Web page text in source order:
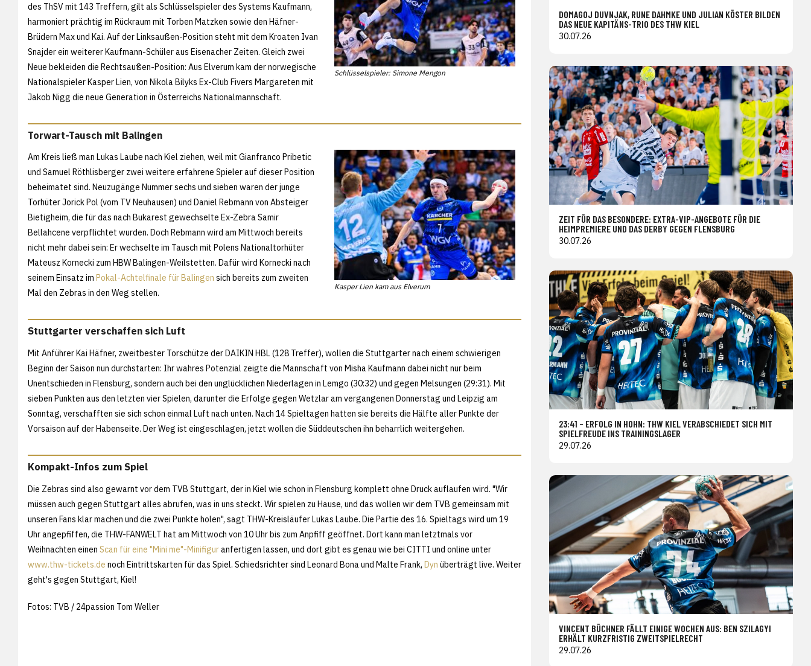
Schlüsselspieler: Simone Mengon
des ThSV mit 143 Treffern, gilt als Schlüsselspieler des Systems Kaufmann,
harmoniert prächtig im Rückraum mit Torben Matzken sowie den Häfner-
Brüdern Max und Kai. Auf der Linksaußen-Position steht mit dem Kroaten Ivan
Snajder ein weiterer Kaufmann-Schüler aus Eisenacher Zeiten. Gleich zwei
Neue bekleiden die Rechtsaußen-Position: Aus Elverum kam der norwegische
Nationalspieler Kasper Lien, von Nikola Bilyks Ex-Club Fivers Margareten mit
Jakob Nigg die neue Generation in Österreichs Nationalmannschaft.
Torwart-Tausch mit Balingen
Kasper Lien kam aus Elverum
Am Kreis ließ man Lukas Laube nach Kiel ziehen, weil mit Gianfranco Pribetic
und Samuel Röthlisberger zwei weitere erfahrene Spieler auf dieser Position
beheimatet sind. Neuzugänge Nummer sechs und sieben waren der junge
Torhüter Jorick Pol (vom TV Neuhausen) und Daniel Rebmann von Absteiger
Bietigheim, die für das nach Bukarest gewechselte Ex-Zebra Samir
Bellahcene verpflichtet wurden. Doch Rebmann wird am Mittwoch bereits
nicht mehr dabei sein: Er wechselte im Tausch mit Polens Nationaltorhüter
Mateusz Kornecki zum HBW Balingen-Weilstetten. Dafür wird Kornecki nach
seinem Einsatz im Pokal-Achtelfinale für Balingen sich bereits zum zweiten
Mal den Zebras in den Weg stellen.
Stuttgarter verschaffen sich Luft
Mit Anführer Kai Häfner, zweitbester Torschütze der DAIKIN HBL (128 Treffer), wollen die Stuttgarter nach einem schwierigen
Beginn der Saison nun durchstarten: Ihr wahres Potenzial zeigte die Mannschaft von Misha Kaufmann dabei nicht nur beim
Unentschieden in Flensburg, sondern auch bei den unglücklichen Niederlagen in Lemgo (30:32) und gegen Melsungen (29:31). Mit
sieben Punkten aus den letzten vier Spielen, darunter die Erfolge gegen Wetzlar am vergangenen Donnerstag und Leipzig am
Sonntag, verschafften sie sich schon einmal Luft nach unten. Nach 14 Spieltagen hatten sie bereits die Hälfte aller Punkte der
Vorsaison auf der Habenseite. Der Weg ist eingeschlagen, jetzt wollen die Süddeutschen ihn beharrlich weitergehen.
Kompakt-Infos zum Spiel
Die Zebras sind also gewarnt vor dem TVB Stuttgart, der in Kiel wie schon in Flensburg komplett ohne Druck auflaufen wird. "Wir
müssen auch gegen Stuttgart alles abrufen, was in uns steckt. Wir spielen zu Hause, und das wollen wir dem TVB gemeinsam mit
unseren Fans klar machen und die zwei Punkte holen", sagt THW-Kreisläufer Lukas Laube. Die Partie des 16. Spieltags wird um 19
Uhr angepfiffen, die THW-FANWELT hat am Mittwoch von 10 Uhr bis zum Anpfiff geöffnet. Dort kann man letztmals vor
Weihnachten einen Scan für eine "Mini me"-Minifiguranfertigen lassen, und dort gibt es genau wie bei CITTI und online unter
www.thw-tickets.de noch Eintrittskarten für das Spiel. Schiedsrichter sind Leonard Bona und Malte Frank, Dyn überträgt live. Weiter
geht's gegen Stuttgart, Kiel!
Fotos: TVB / 24passion Tom Weller
DOMAGOJ DUVNJAK, RUNE DAHMKE UND JULIAN KÖSTER BILDEN
DAS NEUE KAPITÄNS-TRIO DES THW KIEL
30.07.26
ZEIT FÜR DAS BESONDERE: EXTRA-VIP-ANGEBOTE FÜR DIE
HEIMPREMIERE UND DAS DERBY GEGEN FLENSBURG
30.07.26
23:41 – ERFOLG IN HOHN: THW KIEL VERABSCHIEDET SICH MIT
SPIELFREUDE INS TRAININGSLAGER
29.07.26
VINCENT BÜCHNER FÄLLT EINIGE WOCHEN AUS: BEN SZILAGYI
ERHÄLT KURZFRISTIG ZWEITSPIELRECHT
29.07.26